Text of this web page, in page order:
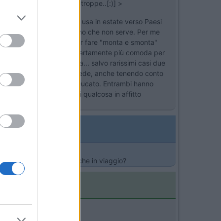
se le domande sono troppe..[:)] >
Ovviamente se si usa in estate verso Paesi
Certamente altri diranno che non serve. Per me
evitare di dover fare "monta e smonta"
in coda se certamente più comoda per
insieme in mansarda... salvo rarissimi casi due
Quando lo si possiede, anche tenendo conto
sia (oggi) Fiat Ducato. Entrambi hanno
ha esperienza provi qualcosa in affitto
cellula si puo usare anche in viaggio?